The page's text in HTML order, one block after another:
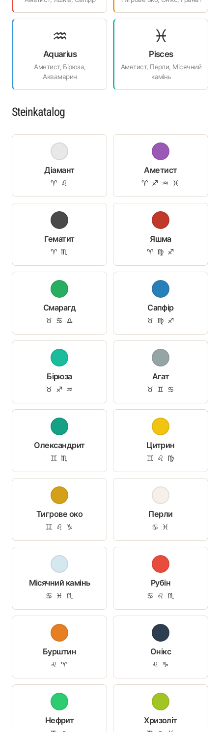
♒
Aquarius
Аметист, Бірюза,
Аквамарин
♓
Pisces
Аметист, Перли, Місячний
камінь
Steinkatalog
Діамант
♈ ♌
Аметист
♈ ♐ ♒ ♓
Гематит
♈ ♏
Яшма
♈ ♍ ♐
Смарагд
♉ ♋ ♎
Сапфір
♉ ♍ ♐
Бірюза
♉ ♐ ♒
Агат
♉ ♊ ♋
Олександрит
♊ ♏
Цитрин
♊ ♌ ♍
Тигрове око
♊ ♌ ♑
Перли
♋ ♓
Місячний камінь
♋ ♓ ♏
Рубін
♋ ♌ ♏
Бурштин
♌ ♈
Онікс
♌ ♑
Нефрит Хризоліт